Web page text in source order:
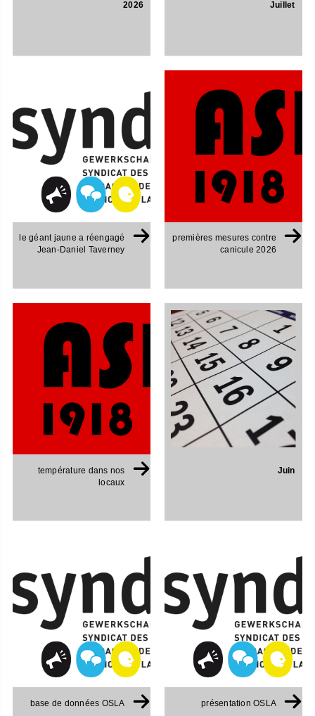
2026 Juillet
le géant jaune a réengagé
Jean-Daniel Taverney
premières mesures contre
canicule 2026
température dans nos
locaux
Juin
base de données OSLA présentation OSLA